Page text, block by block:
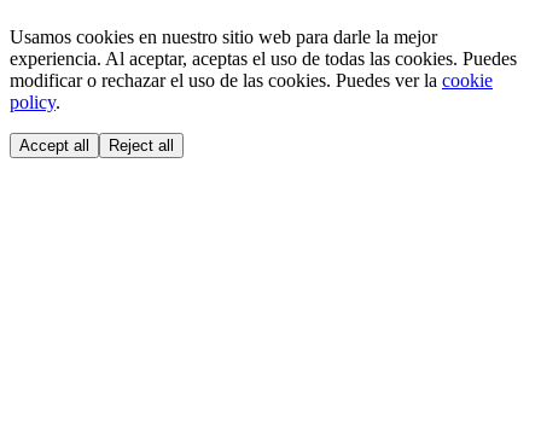
Usamos cookies en nuestro sitio web para darle la mejor
experiencia. Al aceptar, aceptas el uso de todas las cookies. Puedes
modificar o rechazar el uso de las cookies. Puedes ver la cookie
policy.
Accept all Reject all